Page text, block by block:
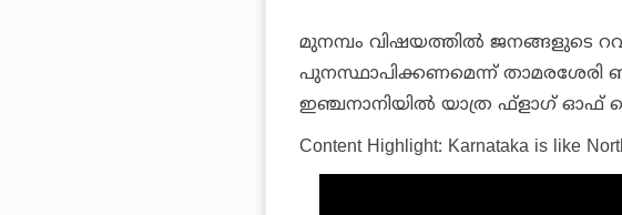
മുനമ്പം വിഷയത്തില്‍ ജനങ്ങളുടെ
പുനസ്ഥാപിക്കണമെന്ന് താമരശേരി
ഇഞ്ചനാനിയില്‍ യാത്ര ഫ്‌ളാഗ് ഓഫ്
Content Highlight: Karnataka is like